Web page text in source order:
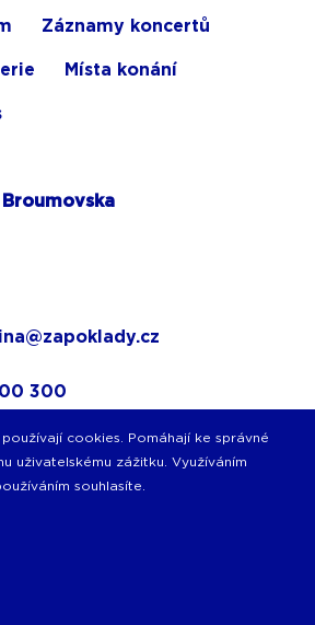
Záznamy koncertů
Místa konání
300
cookies. Pomáhají ke správné
uživatelskému zážitku. Využíváním
souhlasíte.